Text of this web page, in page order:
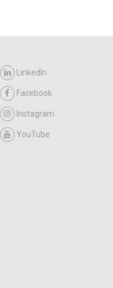
LinkedIn
Facebook
Instagram
YouTube